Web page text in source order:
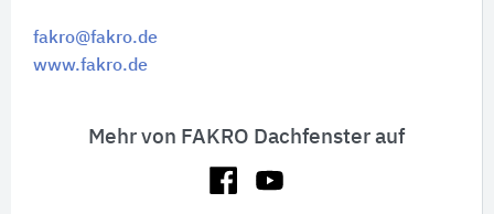
fakro@fakro.de
www.fakro.de
Mehr von FAKRO Dachfenster auf